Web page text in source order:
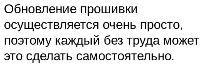
Обновление прошивки
осуществляется очень просто,
поэтому каждый без труда может
это сделать самостоятельно.